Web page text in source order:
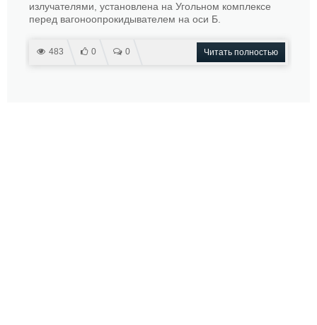
излучателями, установлена на Угольном комплексе
перед вагоноопрокидывателем на оси Б.
483 0 0 Читать полностью